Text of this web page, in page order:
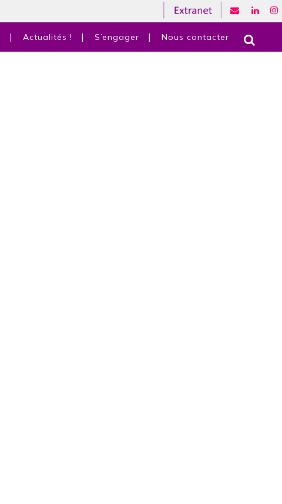
Actualités ! S’engager Nous contacter